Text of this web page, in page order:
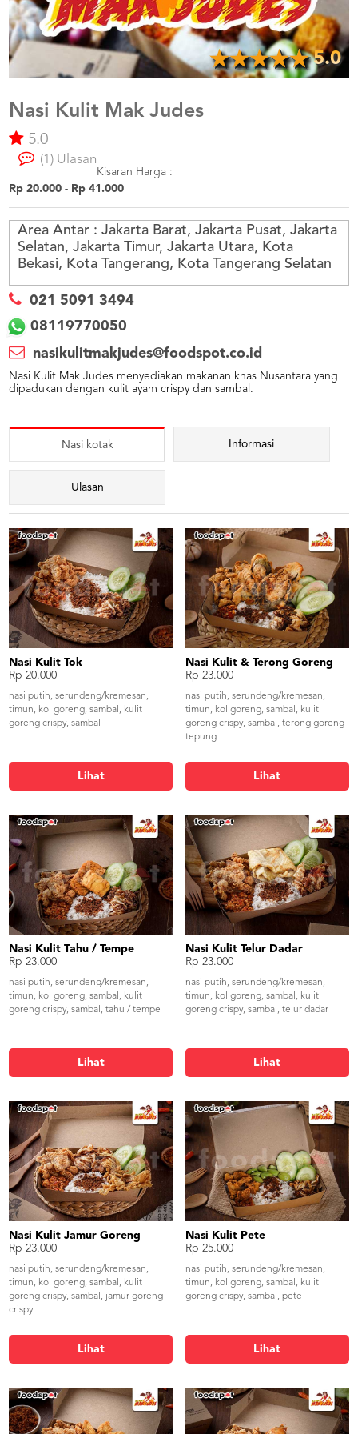
US
CATERERS
BLOG
TERMS
CONDITIONS
CALL
CENTER
021
3494
5.0
Nasi Kulit Mak Judes
5.0
(1) Ulasan
Kisaran Harga :
Rp 20.000 - Rp 41.000
Area Antar : Jakarta Barat, Jakarta Pusat, Jakarta
Selatan, Jakarta Timur, Jakarta Utara, Kota
Bekasi, Kota Tangerang, Kota Tangerang Selatan
021 5091 3494
08119770050
nasikulitmakjudes@foodspot.co.id
Nasi Kulit Mak Judes menyediakan makanan khas Nusantara yang
dipadukan dengan kulit ayam crispy dan sambal.
Nasi kotak Informasi
Ulasan
Nasi Kulit Tok
Rp 20.000
nasi putih, serundeng/kremesan,
timun, kol goreng, sambal, kulit
goreng crispy, sambal
Lihat
Nasi Kulit & Terong Goreng
Rp 23.000
nasi putih, serundeng/kremesan,
timun, kol goreng, sambal, kulit
goreng crispy, sambal, terong goreng
tepung
Lihat
Nasi Kulit Tahu / Tempe
Rp 23.000
nasi putih, serundeng/kremesan,
timun, kol goreng, sambal, kulit
goreng crispy, sambal, tahu / tempe
Lihat
Nasi Kulit Telur Dadar
Rp 23.000
nasi putih, serundeng/kremesan,
timun, kol goreng, sambal, kulit
goreng crispy, sambal, telur dadar
Lihat
Nasi Kulit Jamur Goreng
Rp 23.000
nasi putih, serundeng/kremesan,
timun, kol goreng, sambal, kulit
goreng crispy, sambal, jamur goreng
crispy
Lihat
Nasi Kulit Pete
Rp 25.000
nasi putih, serundeng/kremesan,
timun, kol goreng, sambal, kulit
goreng crispy, sambal, pete
Lihat